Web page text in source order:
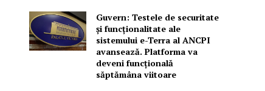
Guvern: Testele de securitate
și funcționalitate ale
sistemului e-Terra al ANCPI
avansează. Platforma va
deveni funcțională
săptămâna viitoare